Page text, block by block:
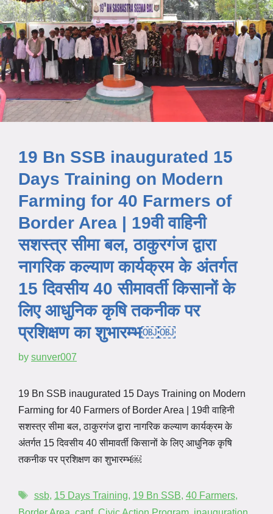
19 Bn SSB inaugurated 15
Days Training on Modern
Farming for 40 Farmers of
Border Area | 19वी वाहिनी
सशस्त्र सीमा बल, ठाकुरगंज द्वारा
नागरिक कल्याण कार्यक्रम के अंतर्गत
15 दिवसीय 40 सीमावर्ती किसानों के
लिए आधुनिक कृषि तकनीक पर
प्रशिक्षण का शुभारम्भ￼￼
by sunver007
19 Bn SSB inaugurated 15 Days Training on Modern
Farming for 40 Farmers of Border Area | 19वी वाहिनी
सशस्त्र सीमा बल, ठाकुरगंज द्वारा नागरिक कल्याण कार्यक्रम के
अंतर्गत 15 दिवसीय 40 सीमावर्ती किसानों के लिए आधुनिक कृषि
तकनीक पर प्रशिक्षण का शुभारम्भ￼
ssb, 15 Days Training, 19 Bn SSB, 40 Farmers,